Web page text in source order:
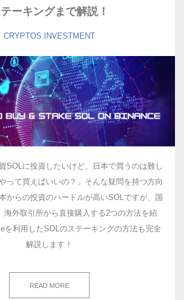
ーキングまで解説！
CRYPTOS INVESTMENT
SOLに投資したいけど、日本で買うのは難し
って買えばいいの？」そんな疑問を持つ方向
からの投資のハードルが高いSOLですが、国
海外取引所から直接購入する2つの方法を紹
を利用したSOLのステーキングの方法も完全
解説します！
READ MORE